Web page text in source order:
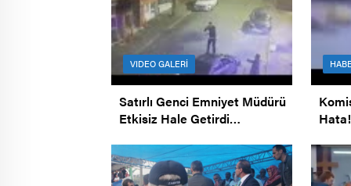
VIDEO GALERİ
Satırlı Genci Emniyet Müdürü
Etkisiz Hale Getirdi…